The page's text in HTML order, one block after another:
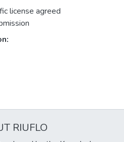
license agreed
RIUFLO